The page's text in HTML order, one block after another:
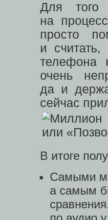
Для того
на
просто
и считать,
телефона
очень
да и
сейчас
В итоге
Самыми
а самым